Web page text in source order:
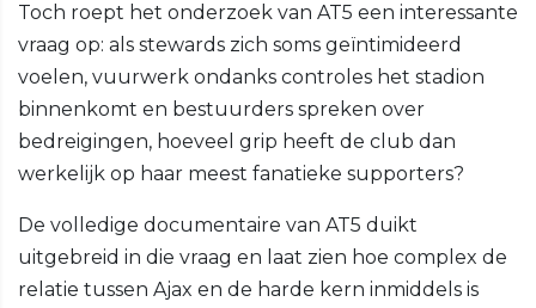
Toch roept het onderzoek van AT5 een interessante
vraag op: als stewards zich soms geïntimideerd
voelen, vuurwerk ondanks controles het stadion
binnenkomt en bestuurders spreken over
bedreigingen, hoeveel grip heeft de club dan
werkelijk op haar meest fanatieke supporters?
De volledige documentaire van AT5 duikt
uitgebreid in die vraag en laat zien hoe complex de
relatie tussen Ajax en de harde kern inmiddels is